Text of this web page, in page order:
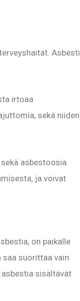
Asbesti
irtoaa
sekä niiden
asbestoosia.
ja voivat
on paikalle
suorittaa vain
sisältävät